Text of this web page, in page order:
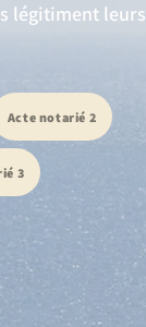
légitiment leurs
Acte notarié 2
3